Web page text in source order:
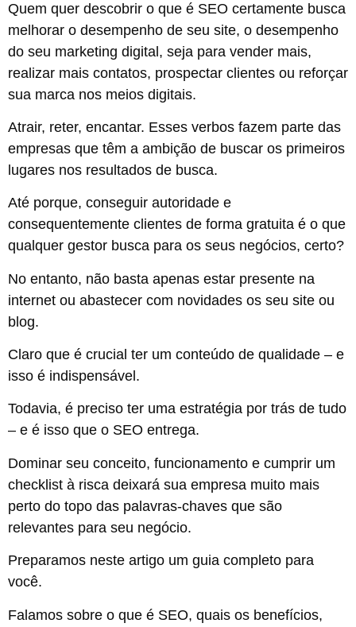
Quem quer descobrir o que é SEO certamente busca
melhorar o desempenho de seu site, o desempenho
do seu marketing digital, seja para vender mais,
realizar mais contatos, prospectar clientes ou reforçar
sua marca nos meios digitais.
Atrair, reter, encantar. Esses verbos fazem parte das
empresas que têm a ambição de buscar os primeiros
lugares nos resultados de busca.
Até porque, conseguir autoridade e
consequentemente clientes de forma gratuita é o que
qualquer gestor busca para os seus negócios, certo?
No entanto, não basta apenas estar presente na
internet ou abastecer com novidades os seu site ou
blog.
Claro que é crucial ter um conteúdo de qualidade – e
isso é indispensável.
Todavia, é preciso ter uma estratégia por trás de tudo
– e é isso que o SEO entrega.
Dominar seu conceito, funcionamento e cumprir um
checklist à risca deixará sua empresa muito mais
perto do topo das palavras-chaves que são
relevantes para seu negócio.
Preparamos neste artigo um guia completo para
você.
Falamos sobre o que é SEO, quais os benefícios,